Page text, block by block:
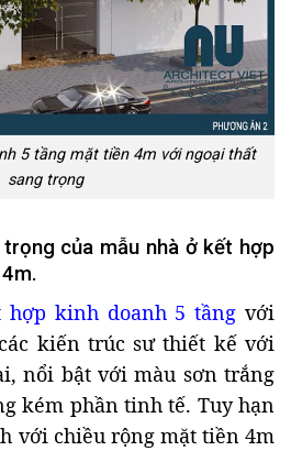
5 tầng mặt tiền 4m với ngoại thất
sang trọng
của mẫu nhà ở kết hợp
hợp kinh doanh 5 tầng với
kiến trúc sư thiết kế với
nổi bật với màu sơn trắng
kém phần tinh tế. Tuy hạn
với chiều rộng mặt tiền 4m